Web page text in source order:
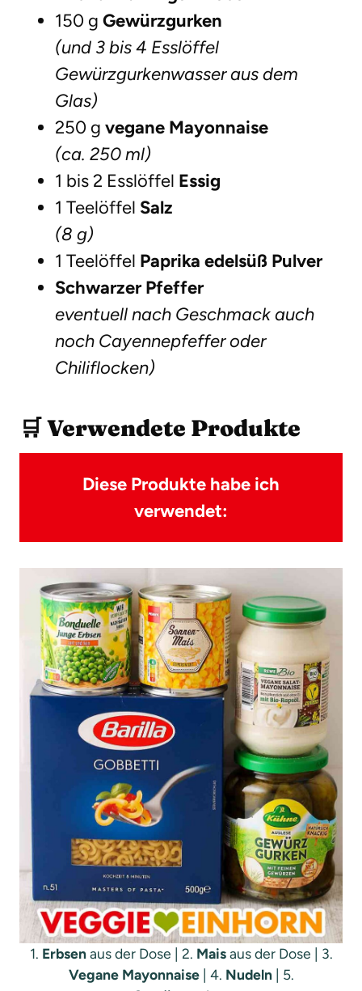
150 g Gewürzgurken
(und 3 bis 4 Esslöffel
Gewürzgurkenwasser aus dem
Glas)
250 g vegane Mayonnaise
(ca. 250 ml)
1 bis 2 Esslöffel Essig
1 Teelöffel Salz
(8 g)
1 Teelöffel Paprika edelsüß Pulver
Schwarzer Pfeffer
eventuell nach Geschmack auch
noch Cayennepfeffer oder
Chiliflocken)
🛒 Verwendete Produkte
Diese Produkte habe ich
verwendet:
1. Erbsenaus der Dose | 2. Maisaus der Dose | 3.
Vegane Mayonnaise| 4. Nudeln
| 5.